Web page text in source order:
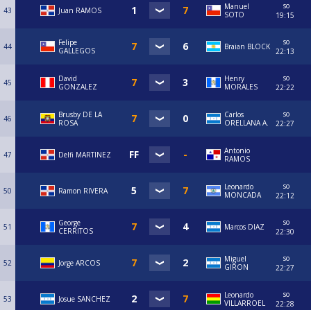
43 Juan RAMOS
Manuel
SOTO
so
19:15
44
Felipe
GALLEGOS
Braian BLOCK
so
22:13
45
David
GONZALEZ
Henry
MORALES
so
22:22
46
Brusby DE LA
ROSA
Carlos
ORELLANA A.
so
22:27
47 Delfi MARTINEZ
Antonio
RAMOS
50 Ramon RIVERA
Leonardo
MONCADA
so
22:12
51
George
CERRITOS
Marcos DIAZ
so
22:30
52 Jorge ARCOS
Miguel
GIRON
so
22:27
53 Josue SANCHEZ
Leonardo
VILLARROEL
so
22:28